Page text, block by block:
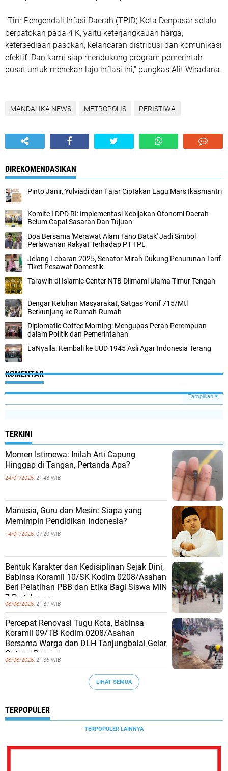
"Tim Pengendali Infasi Daerah (TPID) Kota Denpasar selalu
berpatokan pada 4 K, yaitu keterjangkauan harga,
ketersediaan pasokan, kelancaran distribusi dan komunikasi
efektif. Dan kami siap mendukung program pemerintah
pusat untuk menekan laju inflasi ini," pungkas Alit Wiradana.
MANDALIKA NEWS METROPOLIS PERISTIWA
DIREKOMENDASIKAN
Pinto Janir, Yulviadi dan Fajar Ciptakan Lagu Mars Ikasmantri
Komite I DPD RI: Implementasi Kebijakan Otonomi Daerah
Belum Capai Sasaran Dan Tujuan
Doa Bersama 'Merawat Alam Tano Batak' Jadi Simbol
Perlawanan Rakyat Terhadap PT TPL
Jelang Lebaran 2025, Senator Mirah Dukung Penurunan Tarif
Tiket Pesawat Domestik
Tarawih di Islamic Center NTB Diimami Ulama Timur Tengah
Dengar Keluhan Masyarakat, Satgas Yonif 715/Mtl
Berkunjung ke Rumah-Rumah
Diplomatic Coffee Morning: Mengupas Peran Perempuan
dalam Politik dan Pemerintahan
LaNyalla: Kembali ke UUD 1945 Asli Agar Indonesia Terang
KOMENTAR
Tampilkan
TERKINI
Momen Istimewa: Inilah Arti Capung
Hinggap di Tangan, Pertanda Apa?
24/01/2026, 21:48 WIB
Manusia, Guru dan Mesin: Siapa yang
Memimpin Pendidikan Indonesia?
14/01/2026, 07:20 WIB
Bentuk Karakter dan Kedisiplinan Sejak Dini,
Babinsa Koramil 10/SK Kodim 0208/Asahan
Beri Pelatihan PBB dan Etika Bagi Siswa MIN
7 Pertahanan
08/08/2026, 21:37 WIB
Percepat Renovasi Tugu Kota, Babinsa
Koramil 09/TB Kodim 0208/Asahan
Bersama Warga dan DLH Tanjungbalai Gelar
Gotong Royong
08/08/2026, 21:36 WIB
LIHAT SEMUA
TERPOPULER
TERPOPULER LAINNYA